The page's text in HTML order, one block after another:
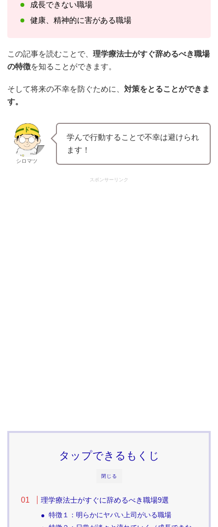
成長できない職場
健康、精神的に害がある職場
この記事を読むことで、 理学療法士がすぐ辞めるべき職場
の特徴を知ることができます。
そして将来の不幸を防ぐために、 対策をとることができま
す。
シロマツ
学んで行動することで不幸は避けられ
ます！
スポンサーリンク
閉じる
タップできるもくじ
理学療法士がすぐに辞めるべき職場9選
特徴１：明らかにヤバい上司がいる職場